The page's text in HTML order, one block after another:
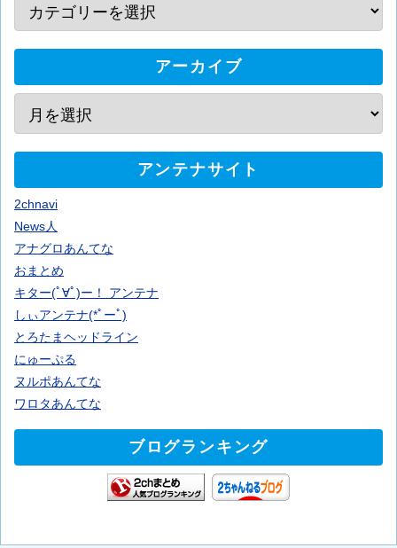
アーカイブ
アンテナサイト
2chnavi
News人
アナグロあんてな
おまとめ
キター(ﾟ∀ﾟ)ー！ アンテナ
しぃアンテナ(*ﾟーﾟ)
とろたまヘッドライン
にゅーぷる
ヌルポあんてな
ワロタあんてな
ブログランキング